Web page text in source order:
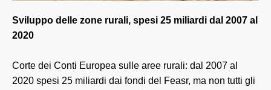
Sviluppo delle zone rurali, spesi 25 miliardi dal 2007 al
2020
Corte dei Conti Europea sulle aree rurali: dal 2007 al
2020 spesi 25 miliardi dai fondi del Feasr, ma non tutti gli